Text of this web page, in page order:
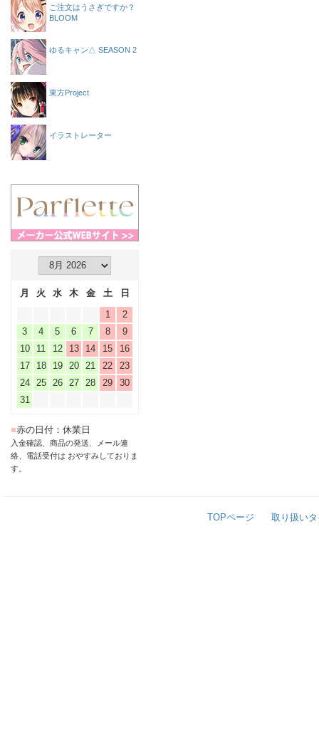
ご注文はうさぎですか？
BLOOM
ゆるキャン△ SEASON 2
東方Project
イラストレーター
月 火 水 木 金 土
日
1
2
3
4 5 6 7 8
9
10
11 12 13 14 15
16
17
18 19 20 21 22
23
24
25 26 27 28 29
30
31
■赤の日付：休業日
入金確認、商品の発送、メール連
絡、電話受付は おやすみしておりま
す。
TOPページ 取り扱い